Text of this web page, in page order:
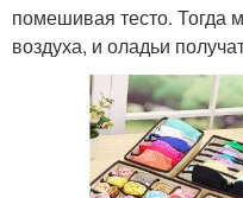
помешивая тесто. Тогда
воздуха, и оладьи